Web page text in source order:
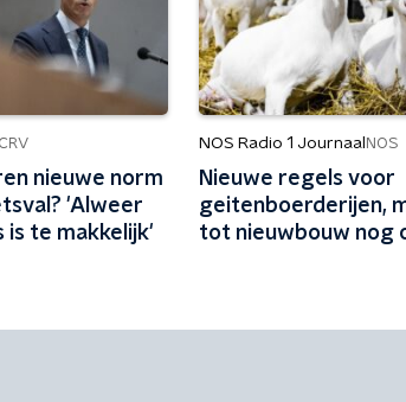
nieuwe norm
'Alweer
is te makkelijk'
NOS Radio 1 Journaal NOS
Nieuwe regels voor
geitenboerderijen,
tot nieuwbouw nog